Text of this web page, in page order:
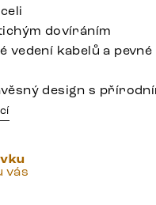
dovíráním
vedení kabelů a
design s
vás